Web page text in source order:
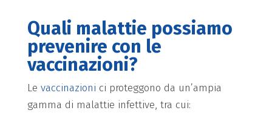
Quali malattie possiamo
prevenire con le
vaccinazioni?
Le vaccinazioni ci proteggono da un’ampia
gamma di malattie infettive, tra cui: